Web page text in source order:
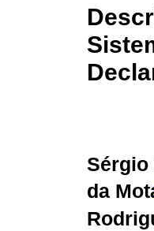
Sérgio
da